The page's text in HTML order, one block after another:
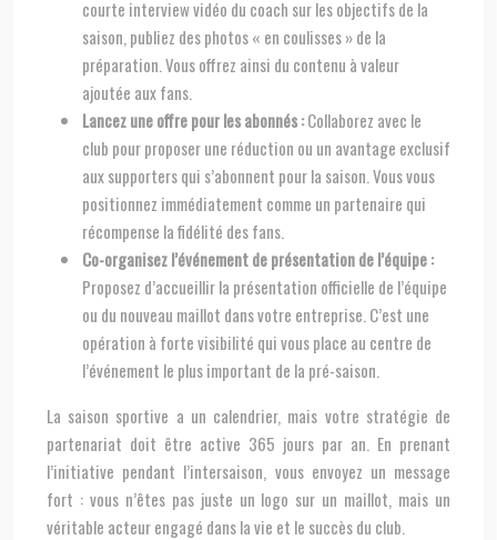
courte interview vidéo du coach sur les objectifs de la
saison, publiez des photos « en coulisses » de la
préparation. Vous offrez ainsi du contenu à valeur
ajoutée aux fans.
Lancez une offre pour les abonnés :Collaborez avec le
club pour proposer une réduction ou un avantage exclusif
aux supporters qui s’abonnent pour la saison. Vous vous
positionnez immédiatement comme un partenaire qui
récompense la fidélité des fans.
Co-organisez l’événement de présentation de l’équipe :
Proposez d’accueillir la présentation officielle de l’équipe
ou du nouveau maillot dans votre entreprise. C’est une
opération à forte visibilité qui vous place au centre de
l’événement le plus important de la pré-saison.
La saison sportive a un calendrier, mais votre stratégie de
partenariat doit être active 365 jours par an. En prenant
l’initiative pendant l’intersaison, vous envoyez un message
fort : vous n’êtes pas juste un logo sur un maillot, mais un
véritable acteur engagé dans la vie et le succès du club.